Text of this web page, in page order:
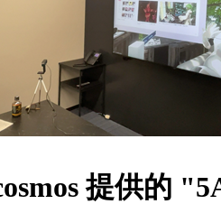
提供的 "